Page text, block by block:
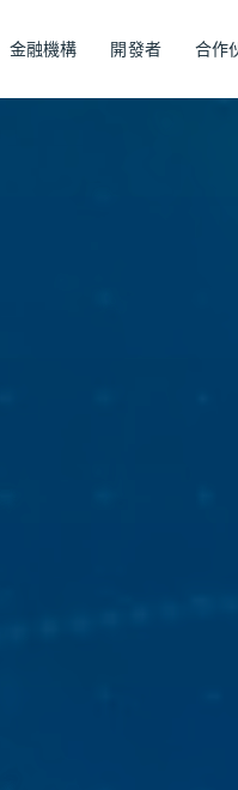
金融機構 開發者 合作